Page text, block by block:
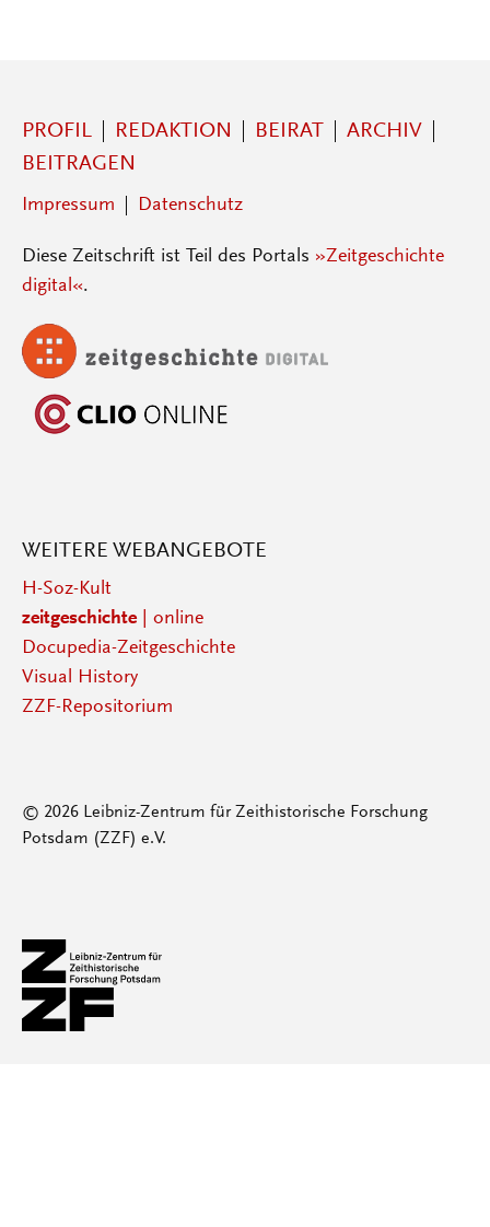
PROFIL REDAKTION BEIRAT
ARCHIV
BEITRAGEN
Impressum Datenschutz
Diese Zeitschrift ist Teil des Portals »Zeitgeschichte
digital«.
WEITERE WEBANGEBOTE
H-Soz-Kult
zeitgeschichte| online
Docupedia-Zeitgeschichte
Visual History
ZZF-Repositorium
© 2026 Leibniz-Zentrum für Zeithistorische Forschung
Potsdam (ZZF) e.V.